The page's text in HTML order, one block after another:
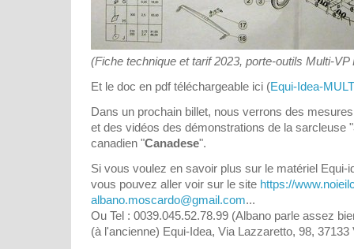
(Fiche technique et tarif 2023, porte-outils Multi-VP
Et le doc en pdf téléchargeable ici (Equi-Idea-
Dans un prochain billet, nous verrons des
et des vidéos des démonstrations de la sarcleuse "
canadien "Canadese".
Si vous voulez en savoir plus sur le matériel Equi-
vous pouvez aller voir sur le site https://
albano.moscardo@gmail.com...
Ou Tel : 0039.045.52.78.99 (Albano parle assez
(à l'ancienne) Equi-Idea, Via Lazzaretto, 98, 37133